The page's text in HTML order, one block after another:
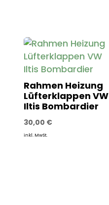
Rahmen Heizung
Lüfterklappen VW
Iltis Bombardier
30,00 €
inkl. MwSt.